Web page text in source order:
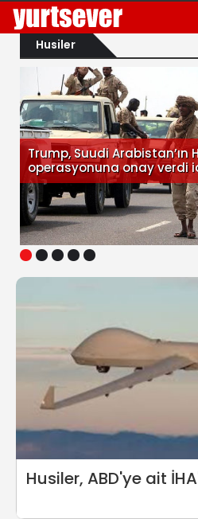
Husiler
1 2 3 4 5
Trump, Suudi Arabistan’ın
operasyonuna onay verdi
Husiler, ABD'ye ait